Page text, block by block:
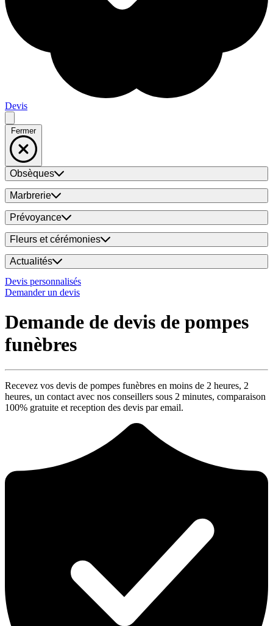
Devis
Fermer
Obsèques
Marbrerie
Prévoyance
Fleurs et cérémonies
Actualités
Devis personnalisés
Demander un devis
Demande de devis de pompes
funèbres
Recevez vos devis de pompes funèbres en moins de 2 heures, 2
heures, un contact avec nos conseillers sous 2 minutes, comparaison
100% gratuite et reception des devis par email.